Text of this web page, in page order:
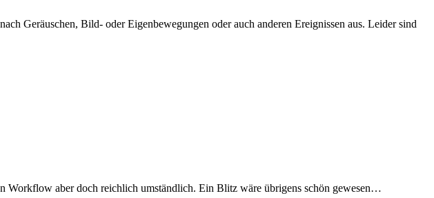
Geräuschen, Bild- oder Eigenbewegungen oder auch anderen Ereignissen aus. Leider sind
aber doch reichlich umständlich. Ein Blitz wäre übrigens schön gewesen…